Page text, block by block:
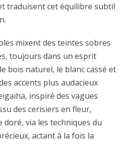
traduisent cet équilibre subtil
mixent des teintes sobres
toujours dans un esprit
bois naturel, le blanc cassé et
accents plus audacieux
inspiré des vagues
des cerisiers en fleur,
doré, via les techniques du
actant à la fois la